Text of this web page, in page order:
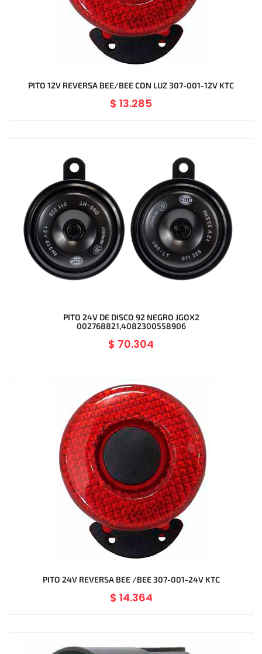
PITO 12V REVERSA BEE/BEE CON LUZ 307-001-12V KTC
$ 13.285
PITO 24V DE DISCO 92 NEGRO JGOX2
002768821,4082300558906
$ 70.304
PITO 24V REVERSA BEE /BEE 307-001-24V KTC
$ 14.364